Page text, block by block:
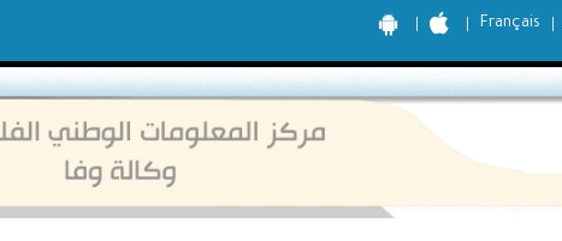
Français